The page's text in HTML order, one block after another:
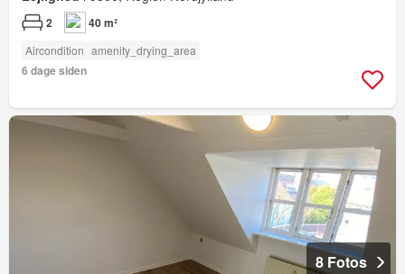
2 40 m²
Aircondition amenity_drying_area
6 dage siden
8 Fotos